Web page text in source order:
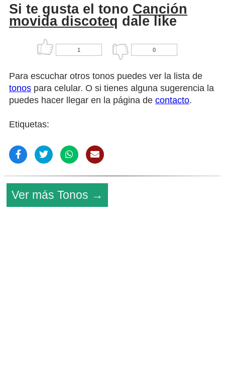
Si te gusta el tono Canción
movida discoteq dale like
1 0
Para escuchar otros tonos puedes ver la lista de
tonos para celular. O si tienes alguna sugerencia la
puedes hacer llegar en la página de contacto.
Etiquetas:
Ver más Tonos →